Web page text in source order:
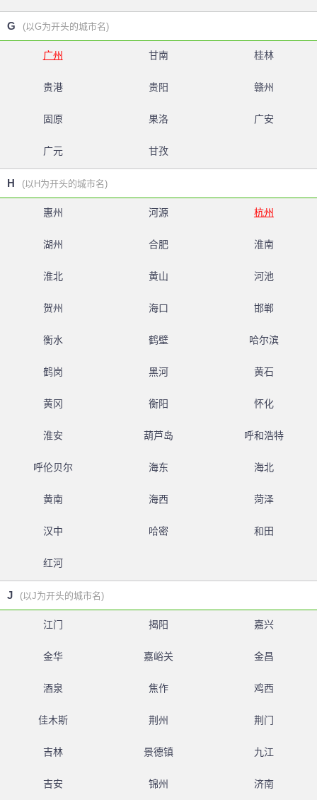
G (以G为开头的城市名)
广州 甘南 桂林
贵港 贵阳 赣州
固原 果洛 广安
广元 甘孜
H (以H为开头的城市名)
惠州 河源 杭州
湖州 合肥 淮南
淮北 黄山 河池
贺州 海口 邯郸
衡水 鹤壁 哈尔滨
鹤岗 黑河 黄石
黄冈 衡阳 怀化
淮安 葫芦岛 呼和浩特
呼伦贝尔 海东 海北
黄南 海西 菏泽
汉中 哈密 和田
红河
J (以J为开头的城市名)
江门 揭阳 嘉兴
金华 嘉峪关 金昌
酒泉 焦作 鸡西
佳木斯 荆州 荆门
吉林 景德镇 九江
吉安 锦州 济南